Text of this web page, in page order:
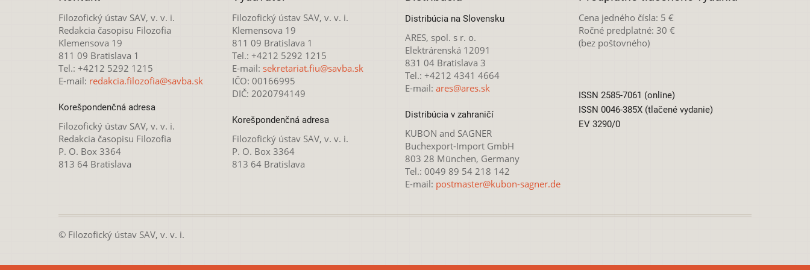
Filozofický ústav SAV, v. v. i.
Redakcia časopisu Filozofia
Klemensova 19
811 09 Bratislava 1
Tel.: +4212 5292 1215
E-mail: redakcia.filozofia@savba.sk
Korešpondenčná adresa
Filozofický ústav SAV, v. v. i.
Redakcia časopisu Filozofia
P. O. Box 3364
813 64 Bratislava
Filozofický ústav SAV, v. v. i.
Klemensova 19
811 09 Bratislava 1
Tel.: +4212 5292 1215
E-mail: sekretariat.fiu@savba.sk
IČO: 00166995
DIČ: 2020794149
Korešpondenčná adresa
Filozofický ústav SAV, v. v. i.
P. O. Box 3364
813 64 Bratislava
Distribúcia na Slovensku
ARES, spol. s r. o.
Elektrárenská 12091
831 04 Bratislava 3
Tel.: +4212 4341 4664
E-mail: ares@ares.sk
Distribúcia v zahraničí
KUBON and SAGNER
Buchexport-Import GmbH
803 28 München, Germany
Tel.: 0049 89 54 218 142
E-mail: postmaster@kubon-sagner.de
Cena jedného čísla: 5 €
Ročné predplatné: 30 €
(bez poštovného)
ISSN 2585-7061 (online)
ISSN 0046-385X (tlačené vydanie)
EV 3290/0
© Filozofický ústav SAV, v. v. i.